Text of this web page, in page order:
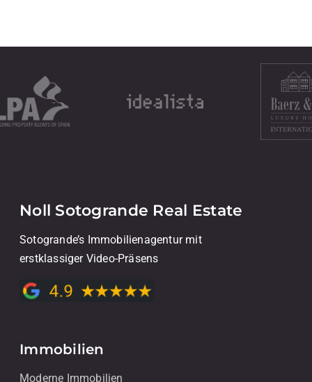
Noll Sotogrande Real Estate
Sotogrande’s Immobilienagentur mit
erstklassiger Video-Präsens
Immobilien
Moderne Immobilien